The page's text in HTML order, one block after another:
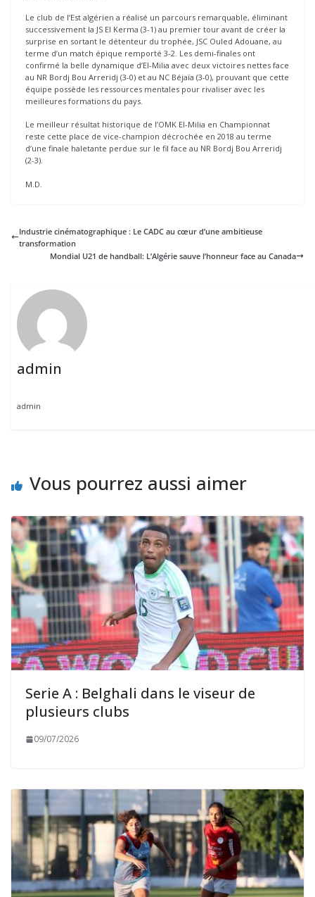
Le club de l’Est algérien a réalisé un parcours remarquable, éliminant
successivement la JS El Kerma (3-1) au premier tour avant de créer la
surprise en sortant le détenteur du trophée, JSC Ouled Adouane, au
terme d’un match épique remporté 3-2. Les demi-finales ont
confirmé la belle dynamique d’El-Milia avec deux victoires nettes face
au NR Bordj Bou Arreridj (3-0) et au NC Béjaïa (3-0), prouvant que cette
équipe possède les ressources mentales pour rivaliser avec les
meilleures formations du pays.
Le meilleur résultat historique de l’OMK El-Milia en Championnat
reste cette place de vice-champion décrochée en 2018 au terme
d’une finale haletante perdue sur le fil face au NR Bordj Bou Arreridj
(2-3).
M.D.
Industrie cinématographique : Le CADC au cœur d’une ambitieuse
transformation
Mondial U21 de handball: L’Algérie sauve l’honneur face au Canada
admin
admin
Vous pourrez aussi aimer
Serie A : Belghali dans le viseur de
plusieurs clubs
09/07/2026